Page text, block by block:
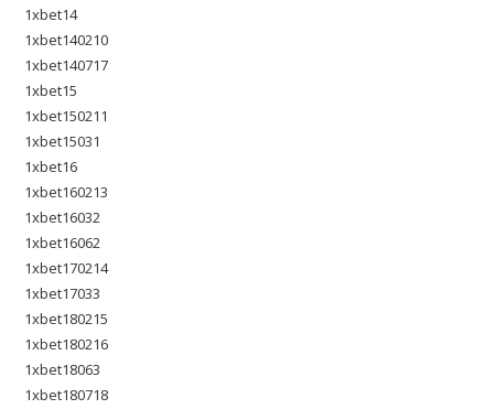
1xbet14
1xbet140210
1xbet140717
1xbet15
1xbet150211
1xbet15031
1xbet16
1xbet160213
1xbet16032
1xbet16062
1xbet170214
1xbet17033
1xbet180215
1xbet180216
1xbet18063
1xbet180718